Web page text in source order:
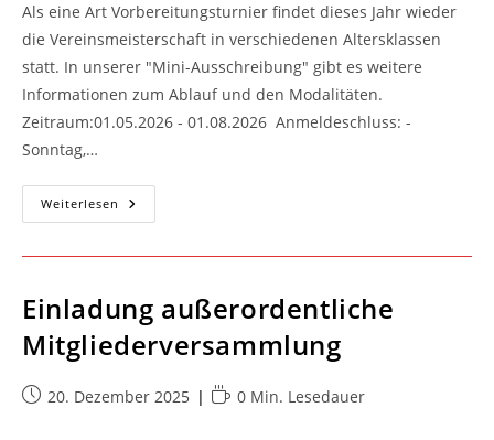
Als eine Art Vorbereitungsturnier findet dieses Jahr wieder
die Vereinsmeisterschaft in verschiedenen Altersklassen
statt. In unserer "Mini-Ausschreibung" gibt es weitere
Informationen zum Ablauf und den Modalitäten.
Zeitraum:01.05.2026 - 01.08.2026 Anmeldeschluss: -
Sonntag,…
Weiterlesen Start
Der
Einladung außerordentliche
Mitgliederversammlung
Beitrag20. Dezember 2025 Lesedauer:
0 Min. Lesedauer